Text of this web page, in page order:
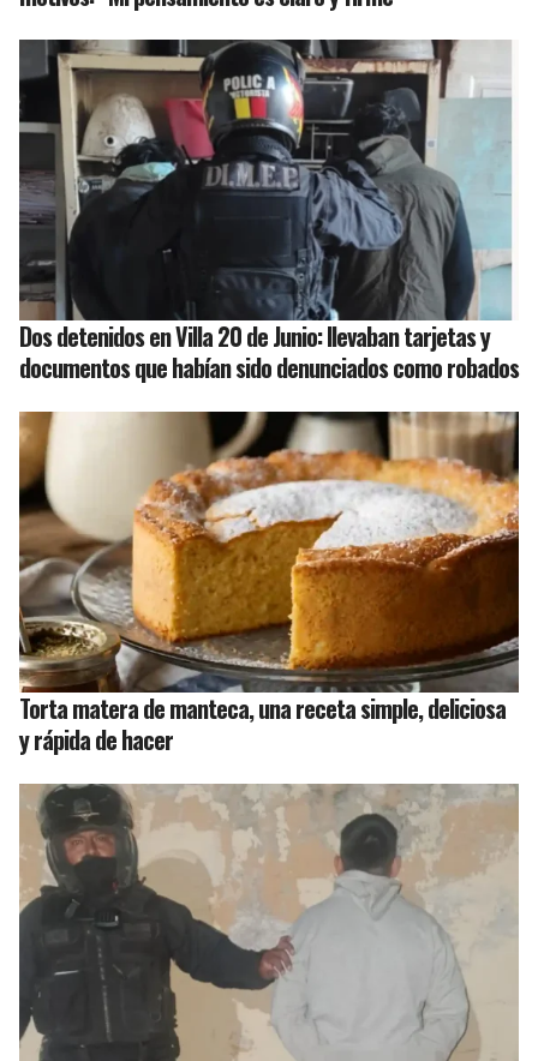
Dos detenidos en Villa 20 de Junio: llevaban tarjetas y
documentos que habían sido denunciados como robados
Torta matera de manteca, una receta simple, deliciosa
y rápida de hacer